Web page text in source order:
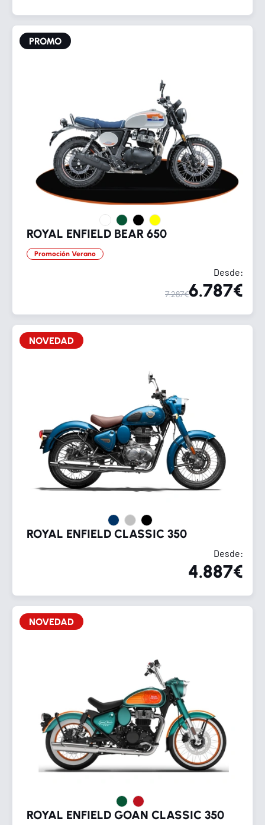
PROMO
ROYAL ENFIELD BEAR 650
Promoción Verano
Desde:
7.287€6.787€
NOVEDAD
ROYAL ENFIELD CLASSIC 350
Desde:
4.887€
NOVEDAD
ROYAL ENFIELD GOAN CLASSIC 350